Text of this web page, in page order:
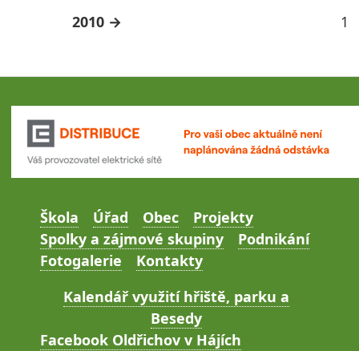
2010
1
Škola Úřad Obec
Projekty
Spolky a zájmové skupiny
Podnikání
Fotogalerie
Kontakty
Kalendář využití hřiště, parku a
Besedy
Facebook Oldřichov v Hájích